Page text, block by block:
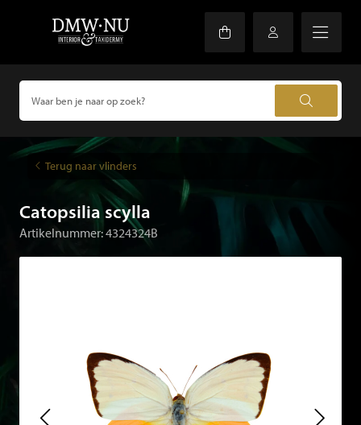
Terug naar vlinders
Catopsilia scylla
Artikelnummer: 4324324B